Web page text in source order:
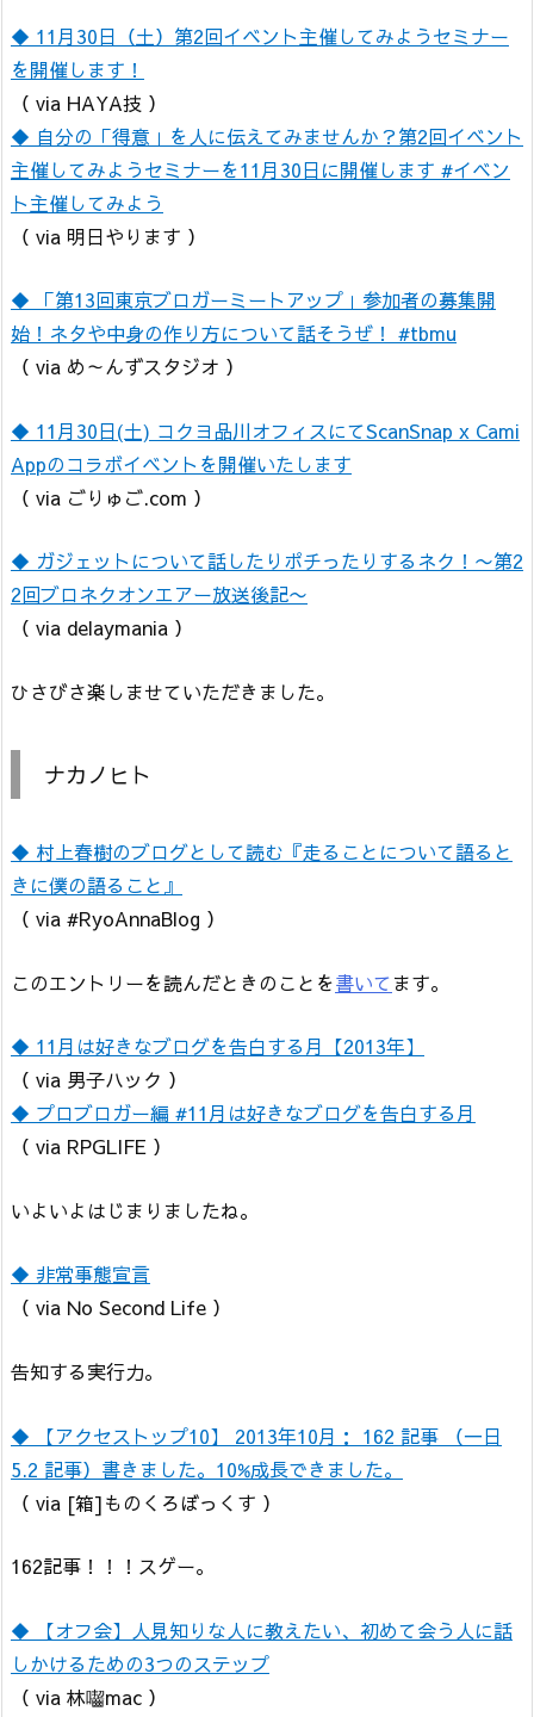
◆ 11月30日（土）第2回イベント主催してみようセミナー
を開催します！
（ via HAYA技 ）
◆ 自分の「得意」を人に伝えてみませんか？第2回イベント
主催してみようセミナーを11月30日に開催します #イベン
ト主催してみよう
（ via 明日やります ）
◆ 「第13回東京ブロガーミートアップ」参加者の募集開
始！ネタや中身の作り方について話そうぜ！ #tbmu
（ via め～んずスタジオ ）
◆ 11月30日(土) コクヨ品川オフィスにてScanSnap x Cami
Appのコラボイベントを開催いたします
（ via ごりゅご.com ）
◆ ガジェットについて話したりポチったりするネク！〜第2
2回ブロネクオンエアー放送後記〜
（ via delaymania ）
ひさびさ楽しませていただきました。
ナカノヒト
◆ 村上春樹のブログとして読む『走ることについて語ると
きに僕の語ること』
（ via #RyoAnnaBlog ）
このエントリーを読んだときのことを書いてます。
◆ 11月は好きなブログを告白する月【2013年】
（ via 男子ハック ）
◆ プロブロガー編 #11月は好きなブログを告白する月
（ via RPGLIFE ）
いよいよはじまりましたね。
◆ 非常事態宣言
（ via No Second Life ）
告知する実行力。
◆ 【アクセストップ10】 2013年10月： 162 記事 （一日
5.2 記事）書きました。10%成長できました。
（ via [箱]ものくろぼっくす ）
162記事！！！スゲー。
◆ 【オフ会】人見知りな人に教えたい、初めて会う人に話
しかけるための3つのステップ
（ via 林囓mac ）